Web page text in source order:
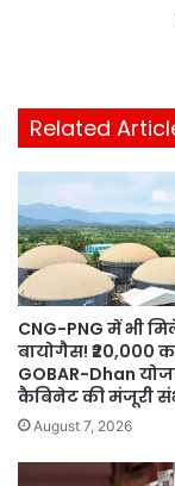
Related
CNG-PNG में भी
बायोगैस! ₹20,000
GOBAR-Dhan
कैबिनेट की मंजूरी
August 7, 2026